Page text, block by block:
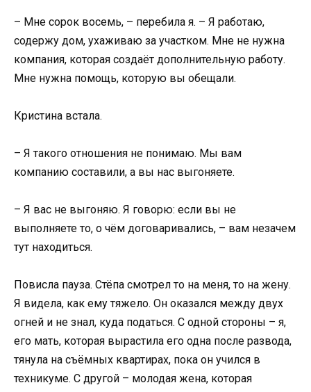
– Мне сорок восемь, – перебила я. – Я работаю,
содержу дом, ухаживаю за участком. Мне не нужна
компания, которая создаёт дополнительную работу.
Мне нужна помощь, которую вы обещали.
Кристина встала.
– Я такого отношения не понимаю. Мы вам
компанию составили, а вы нас выгоняете.
– Я вас не выгоняю. Я говорю: если вы не
выполняете то, о чём договаривались, – вам незачем
тут находиться.
Повисла пауза. Стёпа смотрел то на меня, то на жену.
Я видела, как ему тяжело. Он оказался между двух
огней и не знал, куда податься. С одной стороны – я,
его мать, которая вырастила его одна после развода,
тянула на съёмных квартирах, пока он учился в
техникуме. С другой – молодая жена, которая